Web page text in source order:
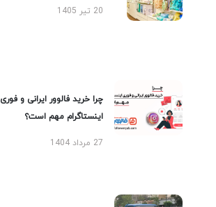
20 تیر 1405
چرا خرید فالوور ایرانی و فوری
اینستاگرام مهم است؟
27 مرداد 1404